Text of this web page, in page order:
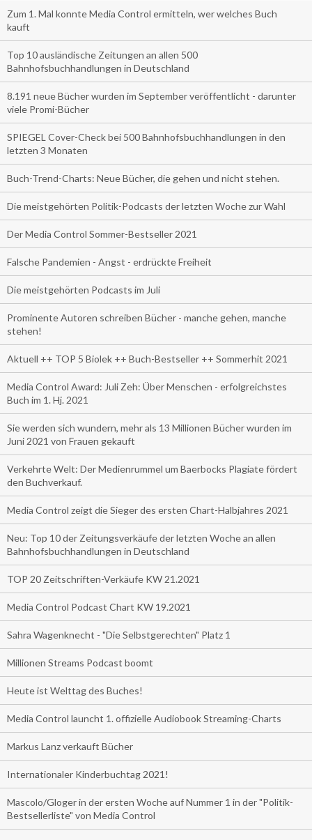
Zum 1. Mal konnte Media Control ermitteln, wer welches Buch
kauft
Top 10 ausländische Zeitungen an allen 500
Bahnhofsbuchhandlungen in Deutschland
8.191 neue Bücher wurden im September veröffentlicht - darunter
viele Promi-Bücher
SPIEGEL Cover-Check bei 500 Bahnhofsbuchhandlungen in den
letzten 3 Monaten
Buch-Trend-Charts: Neue Bücher, die gehen und nicht stehen.
Die meistgehörten Politik-Podcasts der letzten Woche zur Wahl
Der Media Control Sommer-Bestseller 2021
Falsche Pandemien - Angst - erdrückte Freiheit
Die meistgehörten Podcasts im Juli
Prominente Autoren schreiben Bücher - manche gehen, manche
stehen!
Aktuell ++ TOP 5 Biolek ++ Buch-Bestseller ++ Sommerhit 2021
Media Control Award: Juli Zeh: Über Menschen - erfolgreichstes
Buch im 1. Hj. 2021
Sie werden sich wundern, mehr als 13 Millionen Bücher wurden im
Juni 2021 von Frauen gekauft
Verkehrte Welt: Der Medienrummel um Baerbocks Plagiate fördert
den Buchverkauf.
Media Control zeigt die Sieger des ersten Chart-Halbjahres 2021
Neu: Top 10 der Zeitungsverkäufe der letzten Woche an allen
Bahnhofsbuchhandlungen in Deutschland
TOP 20 Zeitschriften-Verkäufe KW 21.2021
Media Control Podcast Chart KW 19.2021
Sahra Wagenknecht - "Die Selbstgerechten" Platz 1
Millionen Streams Podcast boomt
Heute ist Welttag des Buches!
Media Control launcht 1. offizielle Audiobook Streaming-Charts
Markus Lanz verkauft Bücher
Internationaler Kinderbuchtag 2021!
Mascolo/Gloger in der ersten Woche auf Nummer 1 in der "Politik-
Bestsellerliste" von Media Control